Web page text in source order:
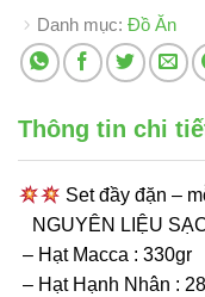
Danh mục: Đồ Ăn
Thông tin chi
Set đầy đặn –
NGUYÊN LIỆU
– Hạt Macca : 330gr
– Hạt Hạnh Nhân :